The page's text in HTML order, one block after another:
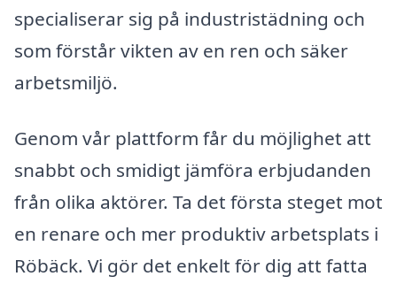
specialiserar sig på industristädning och
som förstår vikten av en ren och säker
arbetsmiljö.
Genom vår plattform får du möjlighet att
snabbt och smidigt jämföra erbjudanden
från olika aktörer. Ta det första steget mot
en renare och mer produktiv arbetsplats i
Röbäck. Vi gör det enkelt för dig att fatta